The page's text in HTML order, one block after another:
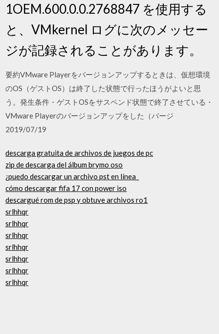
1OEM.600.0.0.2768847 を使用する
と、VMkernel ログに次のメッセー
ジが記録されることがあります。
要約VMware Playerをバージョンアップするときは、仮想環境
のOS（ゲストOS）は終了した状態で行ったほうがよいと思
う。発生条件・ゲストOSをサスペンド状態で終了させている・
VMware Playerのバージョンアップをした（バージ
2019/07/19
descarga gratuita de archivos de juegos de pc
zip de descarga del álbum brymo oso
¿puedo descargar un archivo pst en línea_
cómo descargar fifa 17 con power iso
descargué rom de psp y obtuve archivos ro1
srlhhqr
srlhhqr
srlhhqr
srlhhqr
srlhhqr
srlhhqr
srlhhqr